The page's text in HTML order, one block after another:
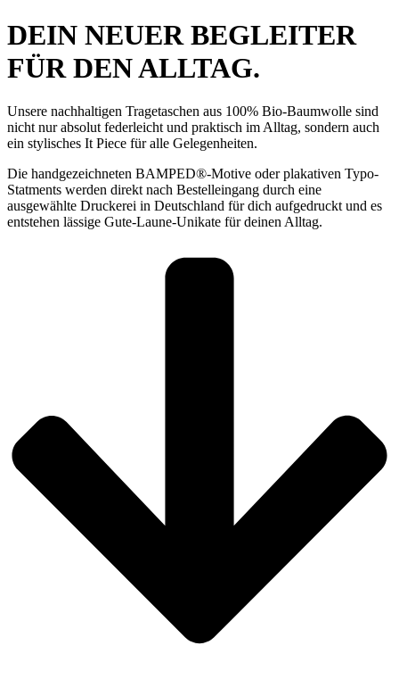
DEIN NEUER BEGLEITER
FÜR DEN ALLTAG.
Unsere nachhaltigen Tragetaschen aus 100% Bio-Baumwolle sind
nicht nur absolut federleicht und praktisch im Alltag, sondern auch
ein stylisches It Piece für alle Gelegenheiten.
Die handgezeichneten BAMPED®-Motive oder plakativen Typo-
Statments werden direkt nach Bestelleingang durch eine
ausgewählte Druckerei in Deutschland für dich aufgedruckt und es
entstehen lässige Gute-Laune-Unikate für deinen Alltag.